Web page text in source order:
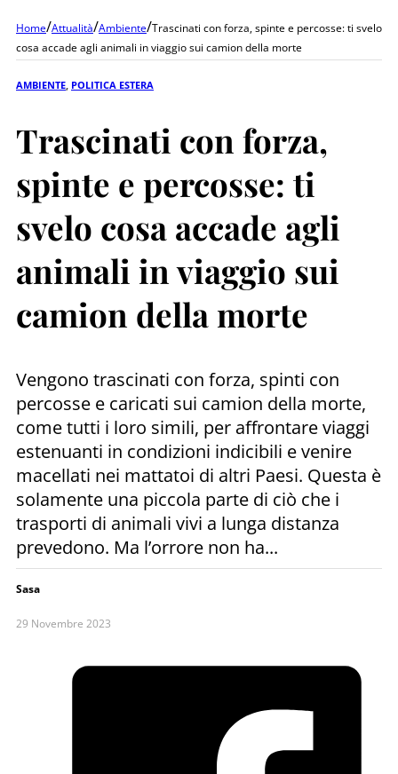
Home/Attualità/Ambiente/Trascinati con forza, spinte e percosse: ti svelo
cosa accade agli animali in viaggio sui camion della morte
AMBIENTE POLITICA ESTERA
Trascinati con forza,
spinte e percosse: ti
svelo cosa accade agli
animali in viaggio sui
camion della morte
Vengono trascinati con forza, spinti con
percosse e caricati sui camion della morte,
come tutti i loro simili, per affrontare viaggi
estenuanti in condizioni indicibili e venire
macellati nei mattatoi di altri Paesi. Questa è
solamente una piccola parte di ciò che i
trasporti di animali vivi a lunga distanza
prevedono. Ma l’orrore non ha...
Sasa
29 Novembre 2023